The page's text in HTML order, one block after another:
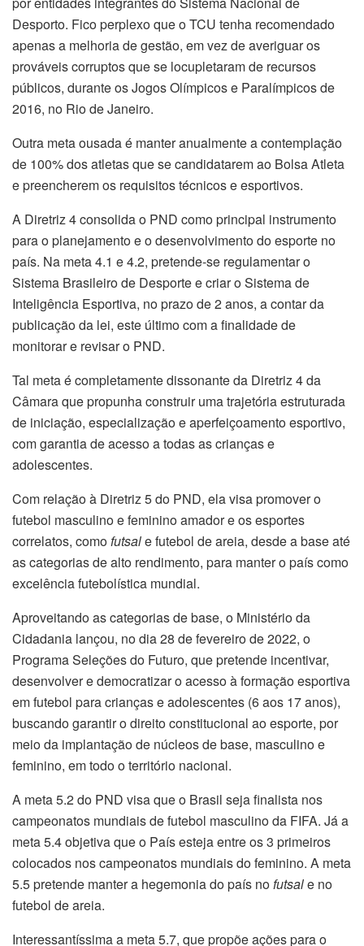
Desporto. Fico perplexo que o TCU tenha recomendado
apenas a melhoria de gestão, em vez de averiguar os
prováveis corruptos que se locupletaram de recursos
públicos, durante os Jogos Olímpicos e Paralímpicos de
2016, no Rio de Janeiro.
Outra meta ousada é manter anualmente a contemplação
de 100% dos atletas que se candidatarem ao Bolsa Atleta
e preencherem os requisitos técnicos e esportivos.
A Diretriz 4 consolida o PND como principal instrumento
para o planejamento e o desenvolvimento do esporte no
país. Na meta 4.1 e 4.2, pretende-se regulamentar o
Sistema Brasileiro de Desporte e criar o Sistema de
Inteligência Esportiva, no prazo de 2 anos, a contar da
publicação da lei, este último com a finalidade de
monitorar e revisar o PND.
Tal meta é completamente dissonante da Diretriz 4 da
Câmara que propunha construir uma trajetória estruturada
de iniciação, especialização e aperfeiçoamento esportivo,
com garantia de acesso a todas as crianças e
adolescentes.
Com relação à Diretriz 5 do PND, ela visa promover o
futebol masculino e feminino amador e os esportes
correlatos, comofutsale futebol de areia, desde a base até
as categorias de alto rendimento, para manter o país como
excelência futebolística mundial.
Aproveitando as categorias de base, o Ministério da
Cidadania lançou, no dia 28 de fevereiro de 2022, o
Programa Seleções do Futuro, que pretende incentivar,
desenvolver e democratizar o acesso à formação esportiva
em futebol para crianças e adolescentes (6 aos 17 anos),
buscando garantir o direito constitucional ao esporte, por
meio da implantação de núcleos de base, masculino e
feminino, em todo o território nacional.
A meta 5.2 do PND visa que o Brasil seja finalista nos
campeonatos mundiais de futebol masculino da FIFA. Já a
meta 5.4 objetiva que o País esteja entre os 3 primeiros
colocados nos campeonatos mundiais do feminino. A meta
5.5 pretende manter a hegemonia do país nofutsale no
futebol de areia.
Interessantíssima a meta 5.7, que propõe ações para o